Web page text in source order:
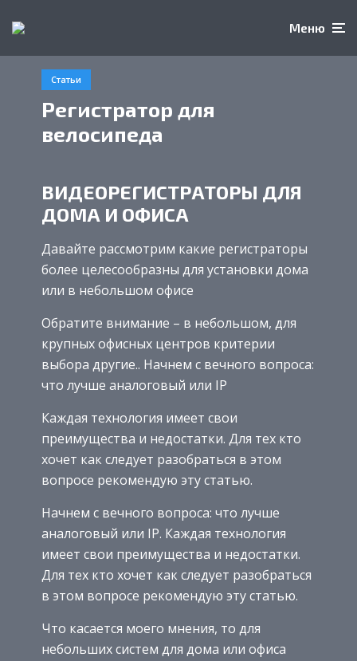
Меню
Статьи
Регистратор для
велосипеда
ВИДЕОРЕГИСТРАТОРЫ ДЛЯ
ДОМА И ОФИСА
Давайте рассмотрим какие регистраторы
более целесообразны для установки дома
или в небольшом офисе
Обратите внимание – в небольшом, для
крупных офисных центров критерии
выбора другие.. Начнем с вечного вопроса:
что лучше аналоговый или IP
Каждая технология имеет свои
преимущества и недостатки. Для тех кто
хочет как следует разобраться в этом
вопросе рекомендую эту статью.
Начнем с вечного вопроса: что лучше
аналоговый или IP. Каждая технология
имеет свои преимущества и недостатки.
Для тех кто хочет как следует разобраться
в этом вопросе рекомендую эту статью.
Что касается моего мнения, то для
небольших систем для дома или офиса